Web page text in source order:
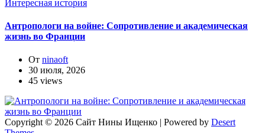
Интересная история
Антропологи на войне: Сопротивление и академическая
жизнь во Франции
От ninaoft
30 июля, 2026
45 views
Copyright © 2026 Сайт Нины Ищенко | Powered by Desert